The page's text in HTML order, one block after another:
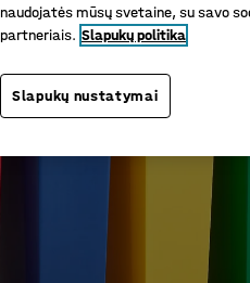
naudojatės mūsų svetaine, su savo
partneriais. Slapukų politika
Slapukų nustatymai